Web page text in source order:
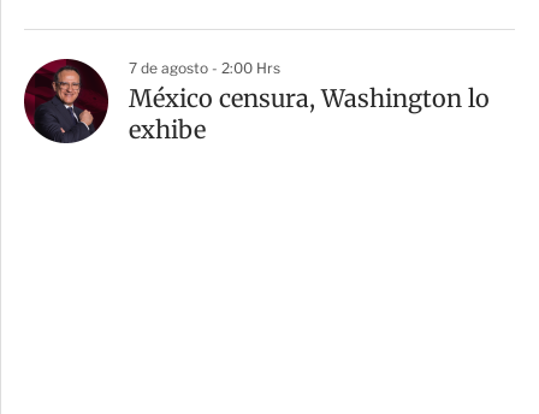
7 de agosto - 2:00 Hrs
México censura, Washington lo
exhibe